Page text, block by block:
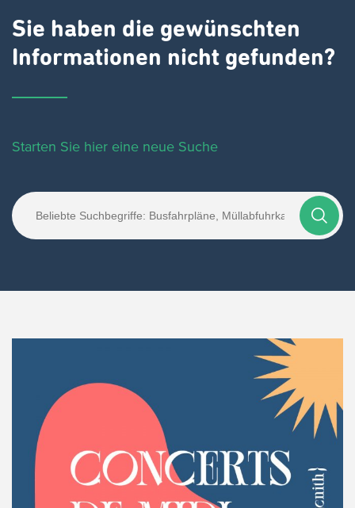
Sie haben die gewünschten
Informationen nicht gefunden?
Starten Sie hier eine neue Suche